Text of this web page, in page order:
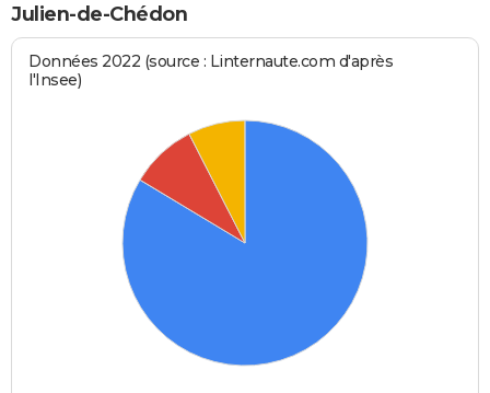
Julien-de-Chédon
Données 2022 (source : Linternaute.com d'après
l'Insee)